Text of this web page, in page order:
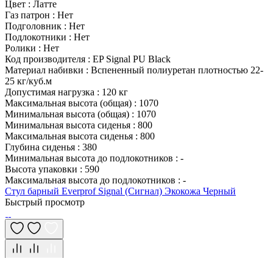
Цвет : Латте
Газ патрон : Нет
Подголовник : Нет
Подлокотники : Нет
Ролики : Нет
Код производителя : EP Signal PU Black
Материал набивки : Вспененный полиуретан плотностью 22-
25 кг/куб.м
Допустимая нагрузка : 120 кг
Максимальная высота (общая) : 1070
Минимальная высота (общая) : 1070
Минимальная высота сиденья : 800
Максимальная высота сиденья : 800
Глубина сиденья : 380
Минимальная высота до подлокотников : -
Высота упаковки : 590
Максимальная высота до подлокотников : -
Стул барный Everprof Signal (Сигнал) Экокожа Черный
Быстрый просмотр